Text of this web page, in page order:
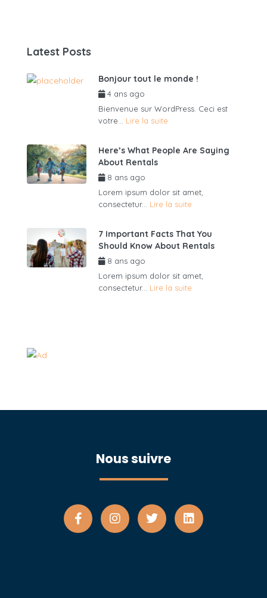
Latest Posts
Bonjour tout le monde !
4 ans ago
Bienvenue sur WordPress. Ceci est
votre... Lire la suite
Here’s What People Are Saying
About Rentals
8 ans ago
Lorem ipsum dolor sit amet,
consectetur... Lire la suite
7 Important Facts That You
Should Know About Rentals
8 ans ago
Lorem ipsum dolor sit amet,
consectetur... Lire la suite
Nous suivre